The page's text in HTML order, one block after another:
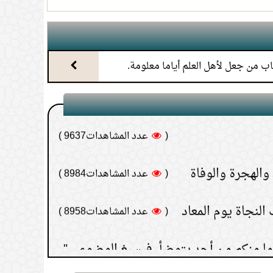
( عدد المشاهدات10716 )
"إن بلالا يؤذن بليل,
ابن أم مكتوم"
( عدد المشاهدات9707 )
( عدد المشاهدات9637 )
والوفاة ( عدد المشاهدات8984 )
يوم المعاد ( عدد المشاهدات8958 )